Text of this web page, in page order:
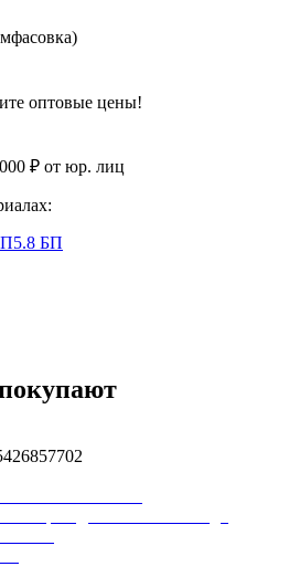
оптовые цены!
₽ от юр. лиц
5.8 БП